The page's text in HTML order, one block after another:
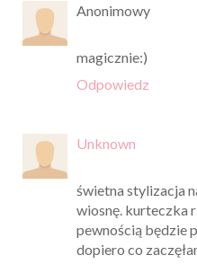
Anonimowy
magicznie:)
Odpowiedz
Unknown
świetna stylizacja
wiosnę. kurteczka
pewnością będzie
dopiero co